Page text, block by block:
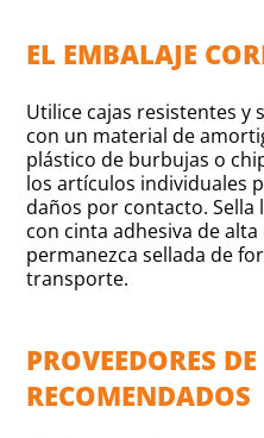
EL EMBALAJE
Utilice cajas resistentes y
con un material de
plástico de burbujas o
los artículos individuales
daños por contacto. Sella
con cinta adhesiva de
permanezca sellada de
transporte.
PROVEEDORES
RECOMENDADOS